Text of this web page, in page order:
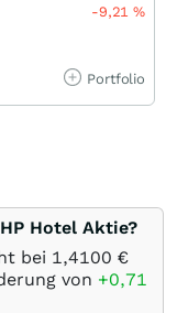
-9,21%
Portfolio
Hotel Aktie?
bei 1,4100 €
von +0,71